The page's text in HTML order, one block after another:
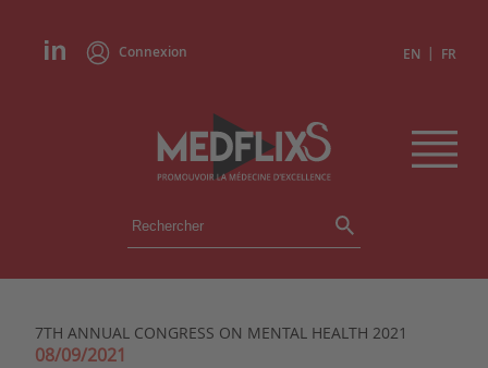
Connexion EN | FR
ÉVÉNEMENTS
INSTITUTIONS
7TH ANNUAL CONGRESS ON MENTAL HEALTH 2021
08/09/2021